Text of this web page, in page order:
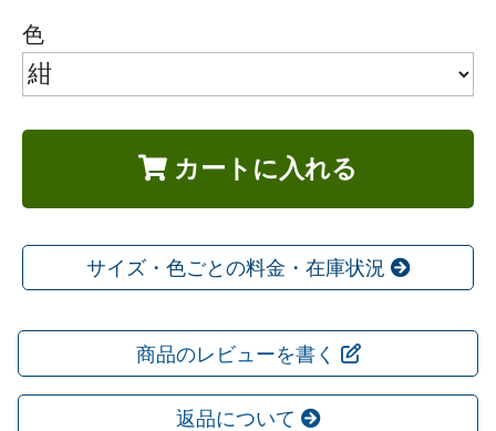
色
カートに入れる
サイズ・色ごとの料金・在庫状況
商品のレビューを書く
返品について